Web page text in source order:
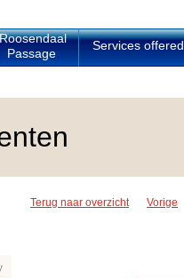
Passage
Services offered
Terug naar overzicht Vorige